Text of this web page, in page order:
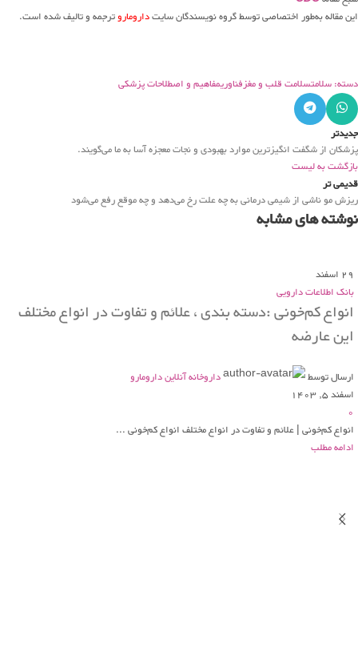
این مقاله به‌طور اختصاصی توسط گروه نویسندگان سایتداروماروترجمه‌ و تالیف شده است.
دسته: سلامتسلامت قلب و مغزفناوریمفاهیم و اصطلاحات پزشکی
جدیدتر
پزشکان از شگفت انگیزترین موارد بهبودی و نجات معجزه آسا به ما می‌گویند.
بازگشت به لیست
قدیمی تر
ریزش مو ناشی از شیمی درمانی به چه علت رخ می‌دهد و چه موقع رفع می‌شود
نوشته های مشابه
29 اسفند
بانک اطلاعات دارویی
انواع کم‌خونی :دسته بندی ، علائم و تفاوت در انواع مختلف
این عارضه
ارسال توسط
داروخانه آنلاین دارومارو
اسفند 5, 1403
0
انواع کم‌خونی | علائم و تفاوت در انواع مختلف انواع کم‌خونی ...
ادامه مطلب